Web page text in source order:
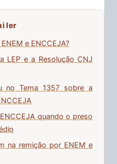
ler
e ENCCEJA?
LEP e a Resolução CNJ
no Tema 1357 sobre a
quando o preso
na remição por ENEM e